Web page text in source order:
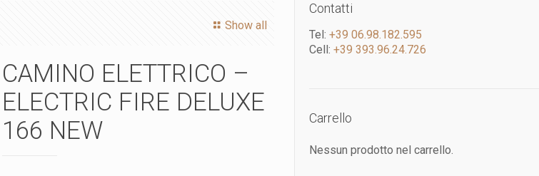
Show all
CAMINO ELETTRICO –
ELECTRIC FIRE DELUXE
166 NEW
Contatti
Tel: +39 06.98.182.595
Cell: +39 393.96.24.726
Carrello
Nessun prodotto nel carrello.